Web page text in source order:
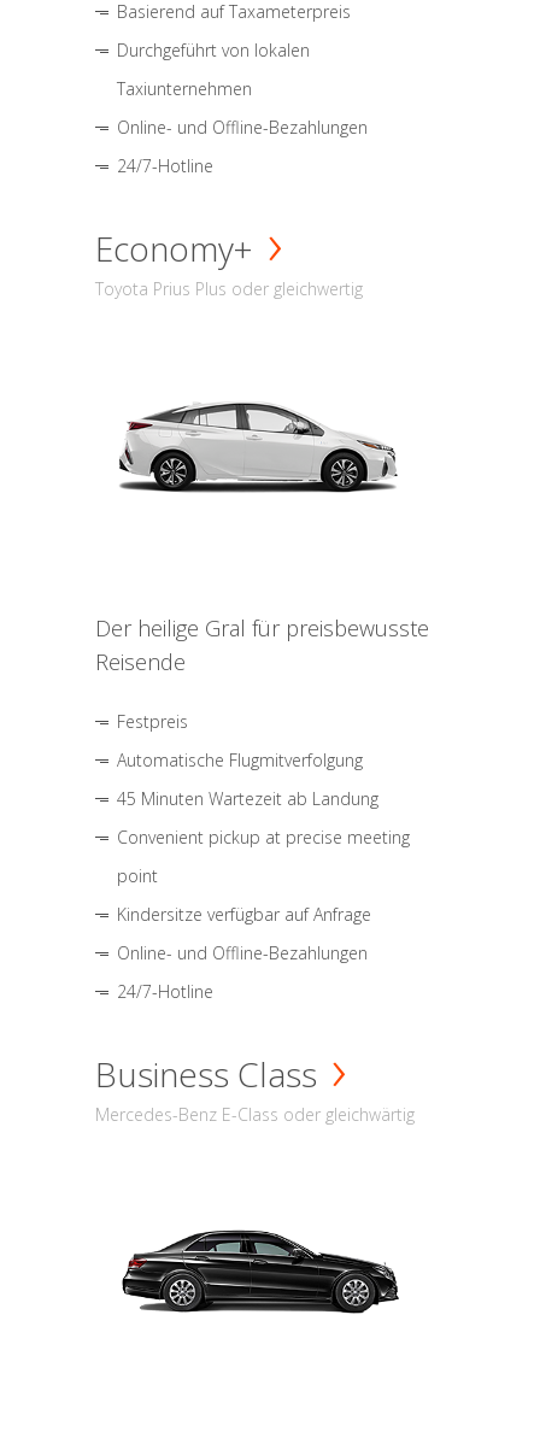
Basierend auf Taxameterpreis
Durchgeführt von lokalen
Taxiunternehmen
Online- und Offline-Bezahlungen
24/7-Hotline
Economy+
Toyota Prius Plus oder gleichwertig
Der heilige Gral für preisbewusste
Reisende
Festpreis
Automatische Flugmitverfolgung
45 Minuten Wartezeit ab Landung
Convenient pickup at precise meeting
point
Kindersitze verfügbar auf Anfrage
Online- und Offline-Bezahlungen
24/7-Hotline
Business Class
Mercedes-Benz E-Class oder gleichwärtig